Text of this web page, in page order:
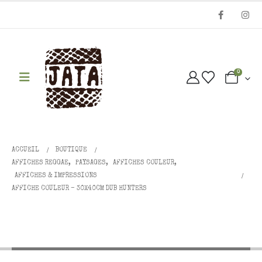
0
ACCUEIL
BOUTIQUE
AFFICHES REGGAE, PAYSAGES, AFFICHES COULEUR,
AFFICHES & IMPRESSIONS
AFFICHE COULEUR – 30X40CM DUB HUNTERS